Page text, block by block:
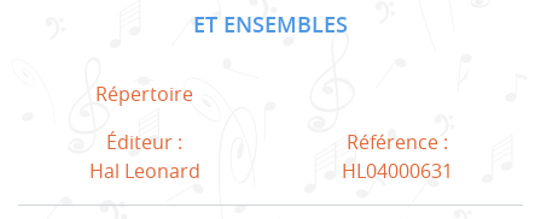
ET ENSEMBLES
Répertoire
Éditeur :
Hal Leonard
Référence :
HL04000631